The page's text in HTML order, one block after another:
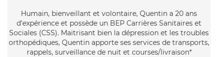
Humain, bienveillant et volontaire, Quentin a 20 ans
d'expérience et possède un BEP Carrières Sanitaires et
Sociales (CSS). Maitrisant bien la dépression et les troubles
orthopédiques, Quentin apporte ses services de transports,
rappels, surveillance de nuit et courses/livraison*